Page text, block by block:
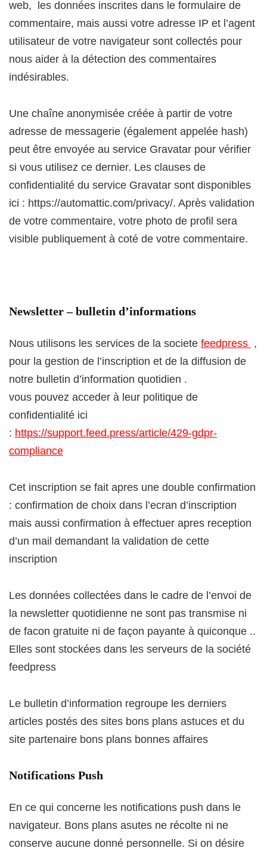
web, les données inscrites dans le formulaire de
commentaire, mais aussi votre adresse IP et l’agent
utilisateur de votre navigateur sont collectés pour
nous aider à la détection des commentaires
indésirables.
Une chaîne anonymisée créée à partir de votre
adresse de messagerie (également appelée hash)
peut être envoyée au service Gravatar pour vérifier
si vous utilisez ce dernier. Les clauses de
confidentialité du service Gravatar sont disponibles
ici : https://automattic.com/privacy/. Après validation
de votre commentaire, votre photo de profil sera
visible publiquement à coté de votre commentaire.
Newsletter – bulletin d’informations
Nous utilisons les services de la societe feedpress ,
pour la gestion de l’inscription et de la diffusion de
notre bulletin d’information quotidien .
vous pouvez acceder à leur politique de
confidentialité ici
: https://support.feed.press/article/429-gdpr-
compliance
Cet inscription se fait apres une double confirmation
: confirmation de choix dans l’ecran d’inscription
mais aussi confirmation à effectuer apres reception
d’un mail demandant la validation de cette
inscription
Les données collectées dans le cadre de l’envoi de
la newsletter quotidienne ne sont pas transmise ni
de facon gratuite ni de façon payante à quiconque ..
Elles sont stockées dans les serveurs de la société
feedpress
Le bulletin d’information regroupe les derniers
articles postés des sites bons plans astuces et du
site partenaire bons plans bonnes affaires
Notifications Push
En ce qui concerne les notifications push dans le
navigateur. Bons plans asutes ne récolte ni ne
conserve aucune donné personnelle. Si on désire